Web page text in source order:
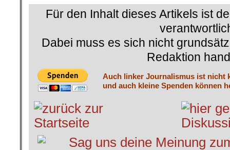
Für den Inhalt dieses Artikels ist
Dabei muss es sich nicht
Redaktion
Auch linker Journalismus ist nicht
und auch kleine Spenden können